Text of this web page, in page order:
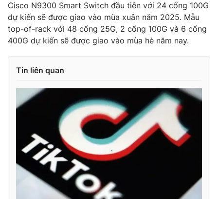
Cisco N9300 Smart Switch đầu tiên với 24 cổng 100G
dự kiến sẽ được giao vào mùa xuân năm 2025. Mẫu
top-of-rack với 48 cổng 25G, 2 cổng 100G và 6 cổng
400G dự kiến sẽ được giao vào mùa hè năm nay.
Tin liên quan